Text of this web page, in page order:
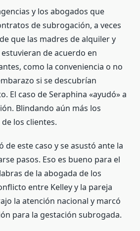
y los abogados que
de subrogación, a veces
que las madres de alquiler y
de acuerdo en
como la conveniencia o no
si se descubrían
El caso de Seraphina «ayudó» a
Blindando aún más los
los clientes.
de este caso y se asustó ante la
pasos. Eso es bueno para el
de la abogada de los
entre Kelley y la pareja
la atención nacional y marcó
para la gestación subrogada.